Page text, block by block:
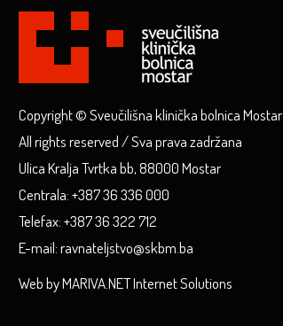
Copyright © Sveučilišna klinička bolnica Mostar
All rights reserved / Sva prava zadržana
Ulica Kralja Tvrtka bb, 88000 Mostar
Centrala: +387 36 336 000
Telefax: +387 36 322 712
E-mail: ravnateljstvo@skbm.ba
Web by MARIVA.NET Internet Solutions